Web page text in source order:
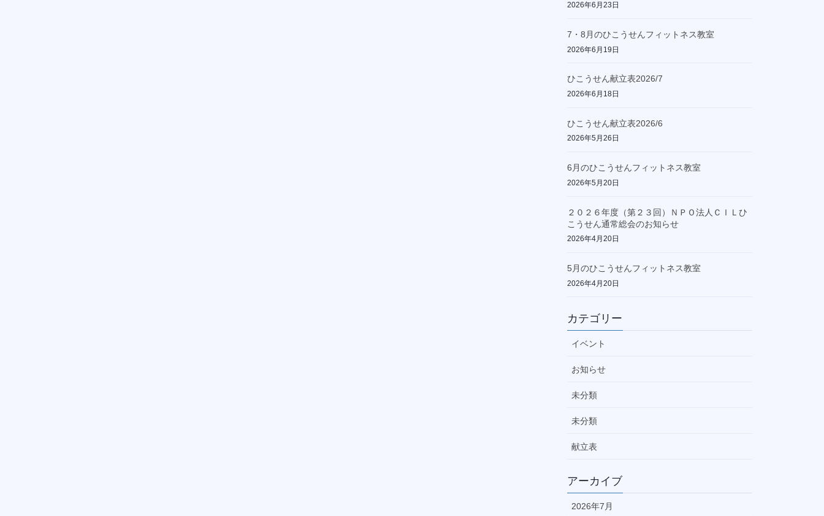
2026年6月23日
7・8月のひこうせんフィットネス教室
2026年6月19日
ひこうせん献立表2026/7
2026年6月18日
ひこうせん献立表2026/6
2026年5月26日
6月のひこうせんフィットネス教室
2026年5月20日
２０２６年度（第２３回）ＮＰＯ法人ＣＩＬひ
こうせん通常総会のお知らせ
2026年4月20日
5月のひこうせんフィットネス教室
2026年4月20日
カテゴリー
イベント
お知らせ
未分類
未分類
献立表
アーカイブ
2026年7月